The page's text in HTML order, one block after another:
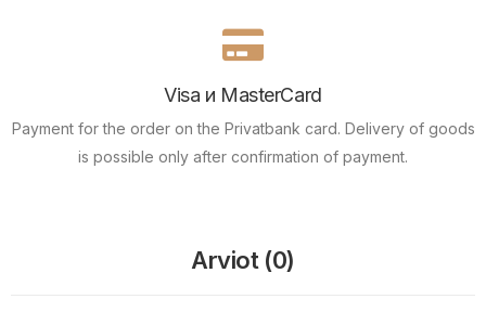
Visa и MasterCard
Payment for the order on the Privatbank card. Delivery of goods
is possible only after confirmation of payment.
Arviot (0)